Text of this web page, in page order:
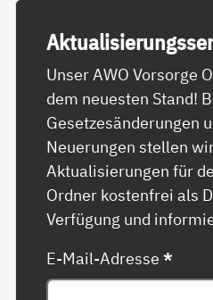
Unser AWO Vorsorge
dem neuesten Stand!
Gesetzesänderungen
Neuerungen stellen
Aktualisierungen für
Ordner kostenfrei als
Verfügung und
E-Mail-Adresse*